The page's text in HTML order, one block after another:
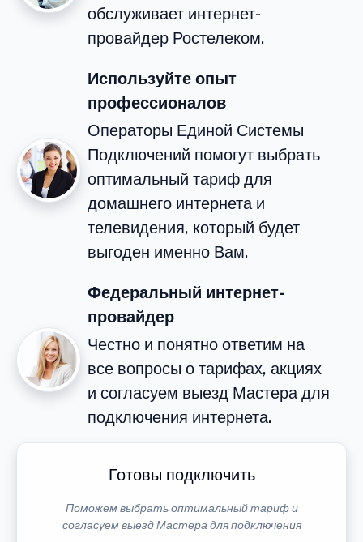
обслуживает интернет-
провайдер Ростелеком.
Используйте опыт
профессионалов
Операторы Единой Системы
Подключений помогут выбрать
оптимальный тариф для
домашнего интернета и
телевидения, который будет
выгоден именно Вам.
Федеральный интернет-
провайдер
Честно и понятно ответим на
все вопросы о тарифах, акциях
и согласуем выезд Мастера для
подключения интернета.
Готовы подключить
Поможем выбрать оптимальный тариф и
согласуем выезд Мастера для подключения